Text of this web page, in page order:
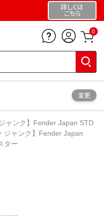
詳しくは
こちら
0
変更
ジャンク】Fender Japan STD
ジャンク】Fender Japan
ター